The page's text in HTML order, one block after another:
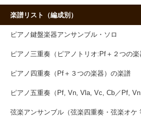
楽譜リスト（編成別）
ピアノ鍵盤楽器アンサンブル・ソロ
ピアノ三重奏（ピアノトリオ:Pf＋２つの楽
ピアノ四重奏（Pf＋３つの楽器）の楽譜
ピアノ五重奏（Pf, Vn, Vla, Vc, Cb／Pf,
弦楽アンサンブル（弦楽四重奏・弦楽オケ